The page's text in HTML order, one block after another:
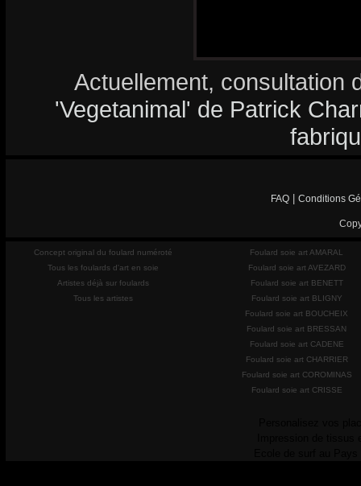
Actuellement, consultation
'Vegetanimal' de Patrick
FAQ Conditions
Concept original du foulard numéroté
Tous les foulards d'art en soie
Artistes déjà sur foulards
Tous les artistes
Foulard soie art AMARAL
Foulard soie art AVEZARD
Foulard soie art BENETT
Foulard soie art BLIGNY
Foulard soie art BOUCHEIX
Foulard soie art BRESSAN
Foulard soie art CADENE
Foulard soie art CHARRIER
Foulard soie art COROMINAS
Foulard soie art CRISSE